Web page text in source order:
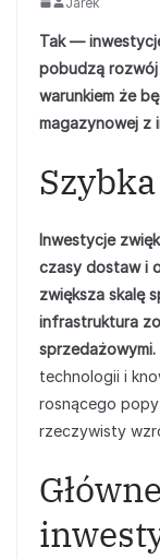
Tak —
pobudzą rozwój
warunkiem że
magazynowej z
Inwestycje
czasy dostaw i
zwiększa skalę
infrastruktura
sprzedażowymi.
technologii i
rosnącego
rzeczywisty